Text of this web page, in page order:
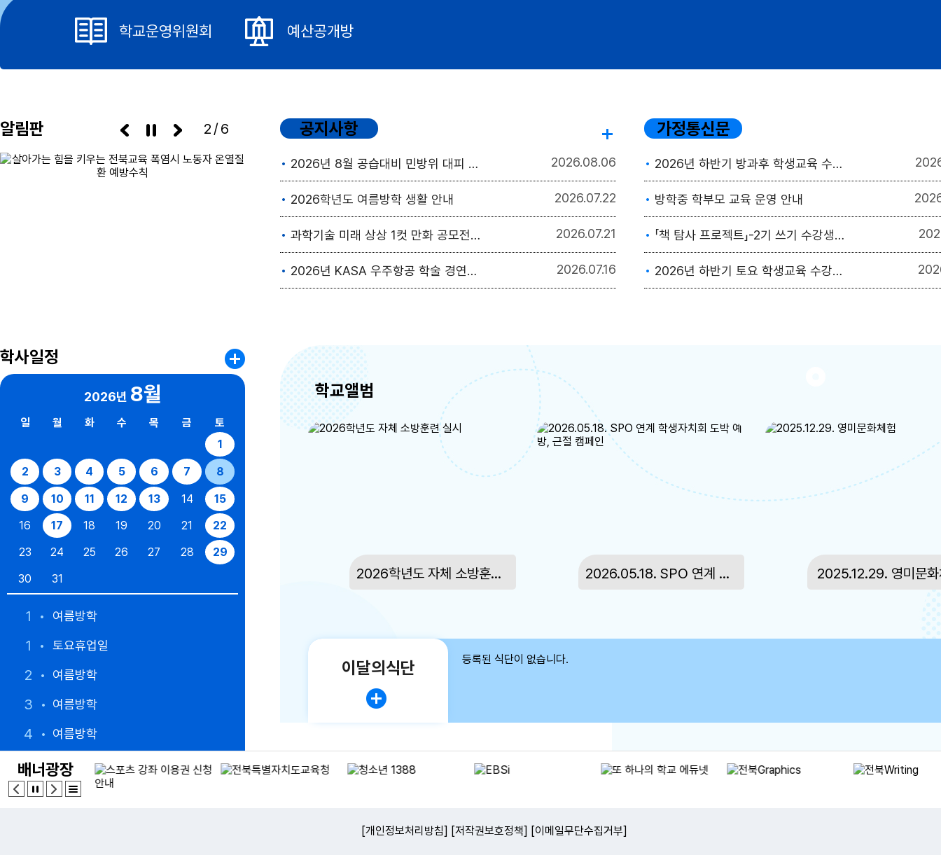
학교운영위원회 예산공개방
알림판 3/6 공지사항
2026년 8월 공습대비 민방위 대피 훈련 안내 2026 08.06
2026학년도 여름방학 생활 안내 2026 07.22
과학기술 미래 상상 1컷 만화 공모전 안내 2026 07.21
2026년 KASA 우주항공 학술 경연대회 참가자 모집 2026 07.16
가정통신문
2026년 하반기 방과후 학생교육 수강생 모집
방학중 학부모 교육 운영 안내
「책 탐사 프로젝트」-2기 쓰기 수강생 모집 안내
2026년 하반기 토요 학생교육 수강생 모집
학사일정
2026년 8월
일 월 화 수 목 금
토
1
2 3 4 5 6 7 8
9 10 11 12 13 14
15
16
17 18 19 20 21
22
23
24 25 26 27 28
29
30
31
1 여름방학
1 토요휴업일
2 여름방학
3 여름방학
4 여름방학
5 여름방학
6 여름방학
학교앨범
2026학년도 자체 소방훈련 실시 2026.05.18. SPO 연계 학생자치회 도박 예방, 근절 캠페인 2025.12.29. 영미문
이달의식단 등록된 식단이 없습니다.
배너광장
[개인정보처리방침] [저작권보호정책] [이메일무단수집거부]